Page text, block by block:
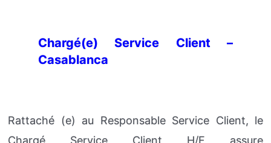
Chargé(e) Service Client –
Casablanca
Rattaché (e) au Responsable Service Client, le
Chargé Service Client H/F assure